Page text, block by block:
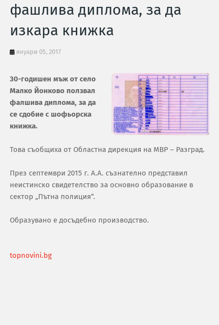
фашлива диплома, за да
изкара книжка
януари 05, 2017
30-годишен мъж от село
Малко Йонково ползвал
фалшива диплома, за да
се сдобие с шофьорска
книжка.
Това съобщиха от Областна дирекция на МВР – Разград.
През септември 2015 г. А.А. съзнателно представил
неистинско свидетелство за основно образование в
сектор „Пътна полиция“.
Образувано е досъдебно производство.
topnovini.bg